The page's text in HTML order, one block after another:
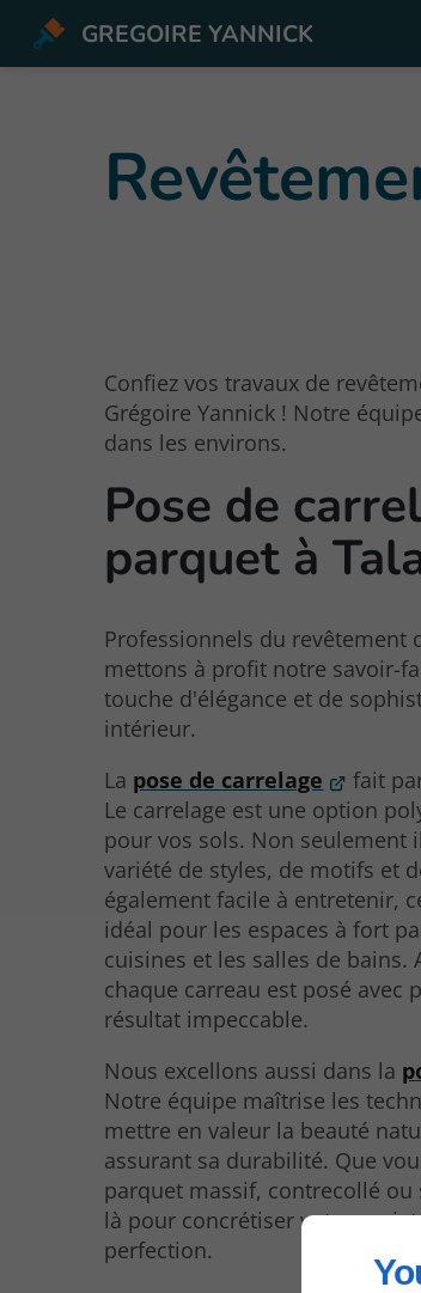
GREGOIRE YANNICK
Confiez vos travaux de
Grégoire Yannick ! Notre
dans les environs.
Pose de
parquet à
Professionnels du revêtement
mettons à profit notre savoir-
touche d'élégance et de
intérieur.
La pose de carrelage
fait
Le carrelage est une option
pour vos sols. Non seulement
variété de styles, de motifs et
également facile à entretenir,
idéal pour les espaces à fort
cuisines et les salles de bains.
chaque carreau est posé avec
résultat impeccable.
Nous excellons aussi dans la
Notre équipe maîtrise les
mettre en valeur la beauté
assurant sa durabilité. Que
parquet massif, contrecollé
là pour concrétiser votre
perfection.